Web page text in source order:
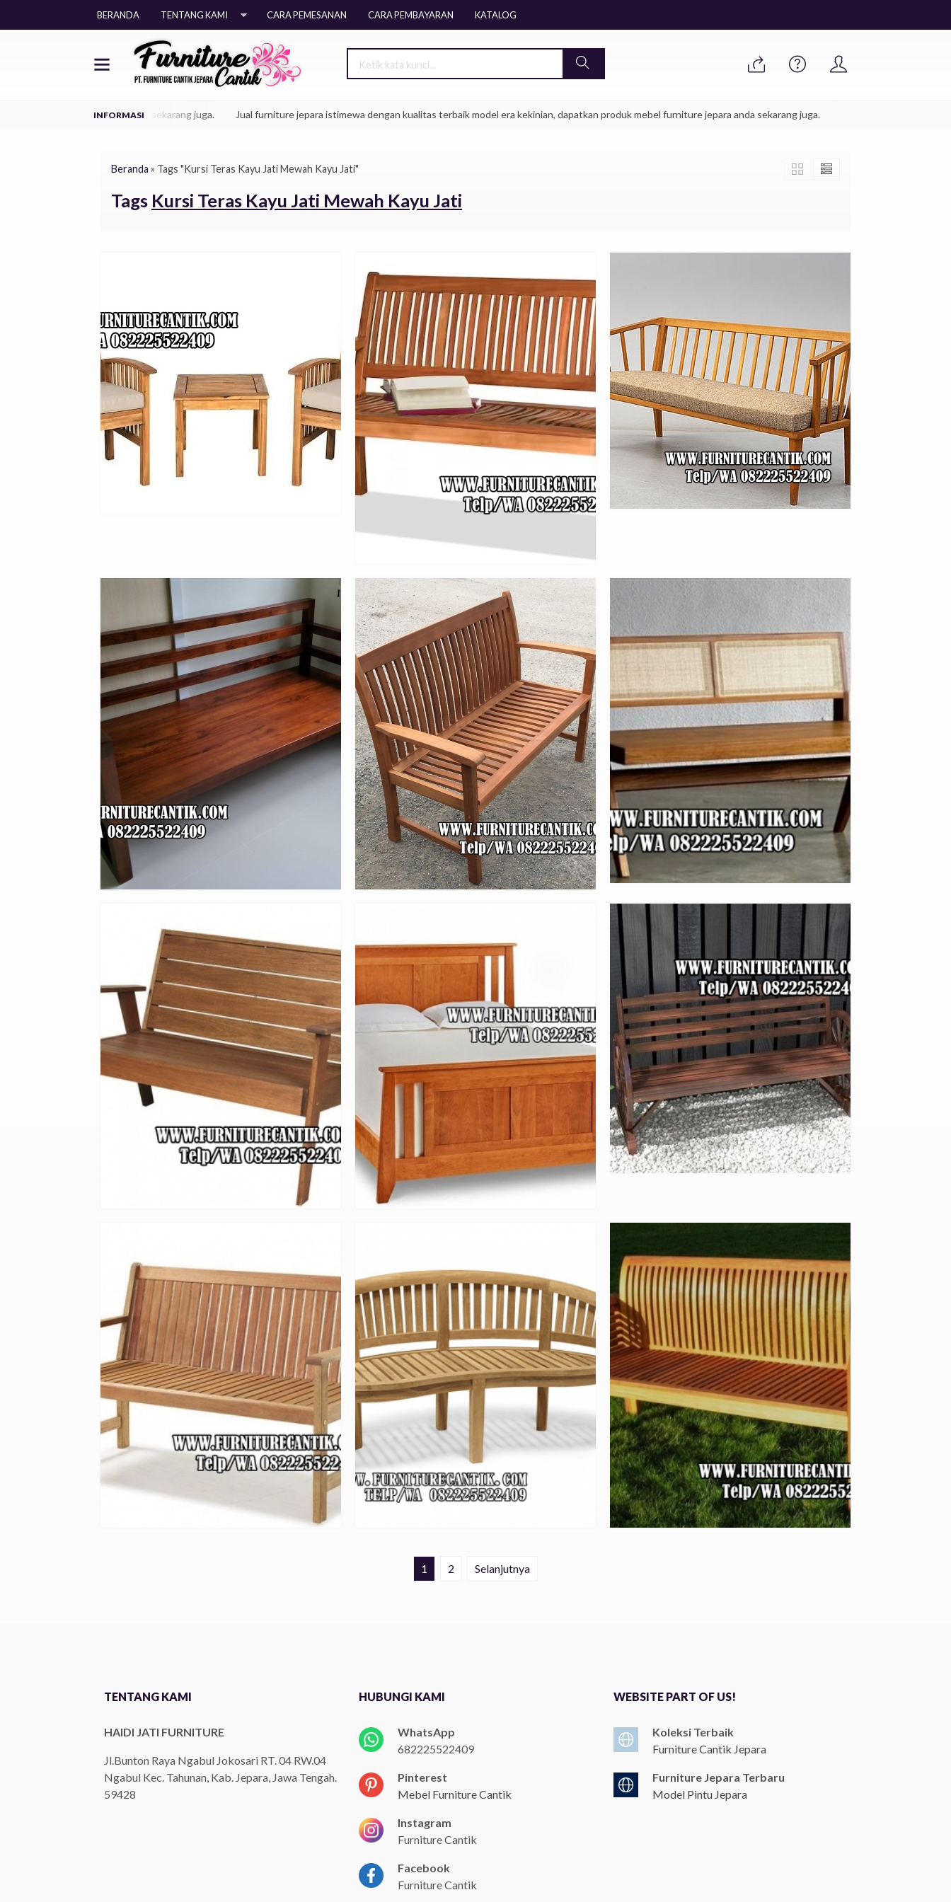
BERANDA TENTANG KAMI CARA PEMESANAN CARA PEMBAYARAN KATALOG
furniture jepara anda sekarang juga. Jual furniture jepara istimewa dengan kualitas terbaik model era kekinian, dapatkan produk mebel furniture jepara anda sekarang juga.
Beranda » Tags "Kursi Teras Kayu Jati Mewah Kayu Jati"
Tags Kursi Teras Kayu Jati Mewah Kayu Jati
1 2 Selanjutnya
TENTANG KAMI
HAIDI JATI FURNITURE
Jl.Bunton Raya Ngabul Jokosari RT. 04 RW.04
Ngabul Kec. Tahunan, Kab. Jepara, Jawa Tengah.
59428
HUBUNGI KAMI
WhatsApp
682225522409
Pinterest
Mebel Furniture Cantik
Instagram
Furniture Cantik
Facebook
Furniture Cantik
WEBSITE PART OF US!
Koleksi Terbaik
Furniture Cantik Jepara
Furniture Jepara Terbaru
Model Pintu Jepara